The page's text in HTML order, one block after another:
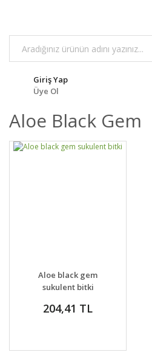
Giriş Yap
Üye Ol
Aloe Black Gem
DETAYLAR
VER
Aloe black gem
sukulent bitki
204,41 TL